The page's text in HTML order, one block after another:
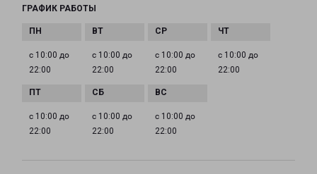
ГРАФИК РАБОТЫ
с 10:00 до
22:00
с 10:00 до
22:00
с 10:00 до
22:00
с 10:00 до
22:00
с 10:00 до
22:00
с 10:00 до
22:00
с 10:00 до
22:00